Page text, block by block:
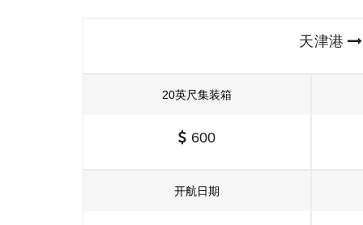
天津港
20英尺集装箱
600
开航日期